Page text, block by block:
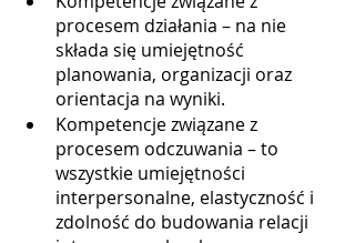
procesem działania – na nie
składa się umiejętność
planowania, organizacji oraz
orientacja na wyniki.
Kompetencje związane z
procesem odczuwania – to
wszystkie umiejętności
interpersonalne, elastyczność i
zdolność do budowania relacji